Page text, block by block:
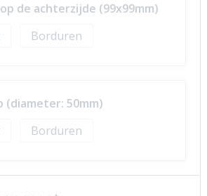
de achterzijde (99x99mm)
Borduren
(diameter: 50mm)
Borduren